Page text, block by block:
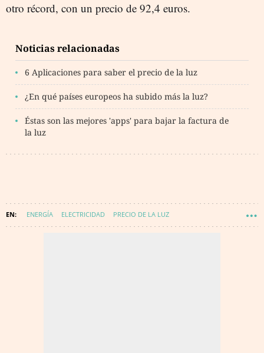
otro récord, con un precio de 92,4 euros.
Noticias relacionadas
6 Aplicaciones para saber el precio de la luz
¿En qué países europeos ha subido más la luz?
Éstas son las mejores 'apps' para bajar la factura de
la luz
ENERGÍA ELECTRICIDAD PRECIO DE LA LUZ